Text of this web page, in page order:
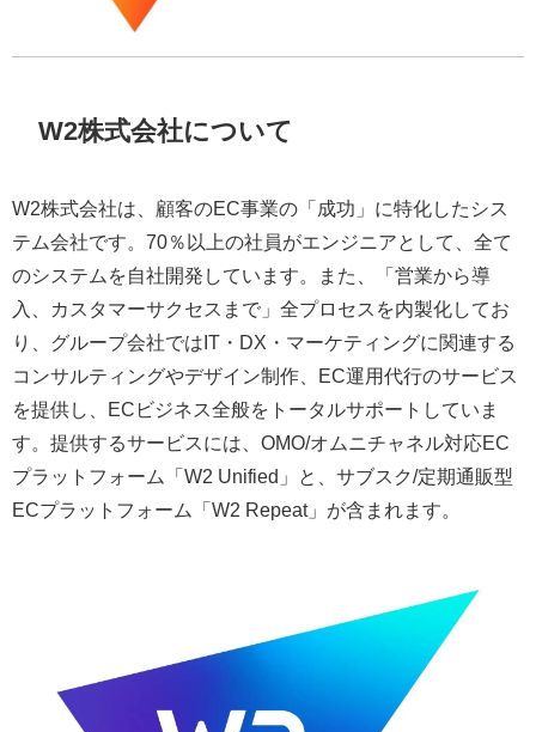
W2株式会社について
W2株式会社は、顧客のEC事業の「成功」に特化したシス
テム会社です。70％以上の社員がエンジニアとして、全て
のシステムを自社開発しています。また、「営業から導
入、カスタマーサクセスまで」全プロセスを内製化してお
り、グループ会社ではIT・DX・マーケティングに関連する
コンサルティングやデザイン制作、EC運用代行のサービス
を提供し、ECビジネス全般をトータルサポートしていま
す。提供するサービスには、OMO/オムニチャネル対応EC
プラットフォーム「W2 Unified」と、サブスク/定期通販型
ECプラットフォーム「W2 Repeat」が含まれます。